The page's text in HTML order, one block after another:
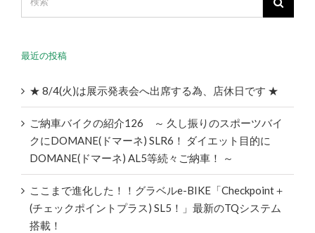
最近の投稿
★ 8/4(火)は展示発表会へ出席する為、店休日です ★
ご納車バイクの紹介126 ～ 久し振りのスポーツバイ
クにDOMANE(ドマーネ) SLR6！ ダイエット目的に
DOMANE(ドマーネ) AL5等続々ご納車！ ～
ここまで進化した！！グラベルe-BIKE「Checkpoint＋
(チェックポイントプラス) SL5！」最新のTQシステム
搭載！